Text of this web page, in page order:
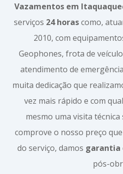
Vazamentos em
serviços 24 horascomo,
2010, com
Geophones, frota de
atendimento de
muita dedicação que
vez mais rápido e com
mesmo uma visita
comprove o nosso preço
do serviço, damos garantia
pós-